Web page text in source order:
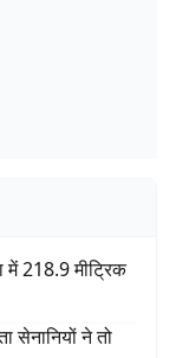
में 218.9 मीट्रिक
सेनानियों ने तो